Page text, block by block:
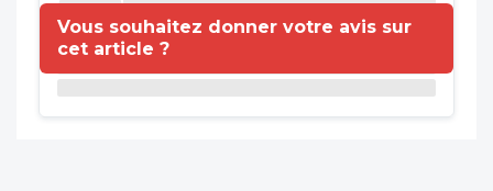
Vous souhaitez donner votre avis sur
cet article ?